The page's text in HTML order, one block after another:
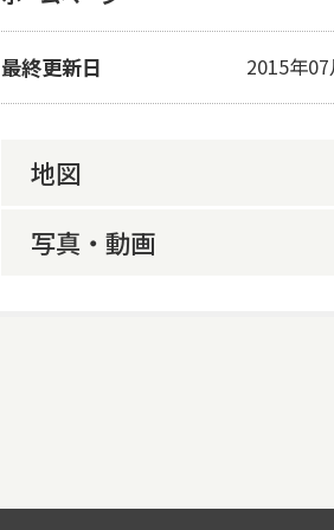
最終更新日 2015年
地図
写真・動画